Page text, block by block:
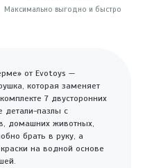
Максимально выгодно и быстро
от Evotoys —
которая заменяет
7 двусторонних
детали-пазлы с
домашних животных,
брать в руку, а
на водной основе